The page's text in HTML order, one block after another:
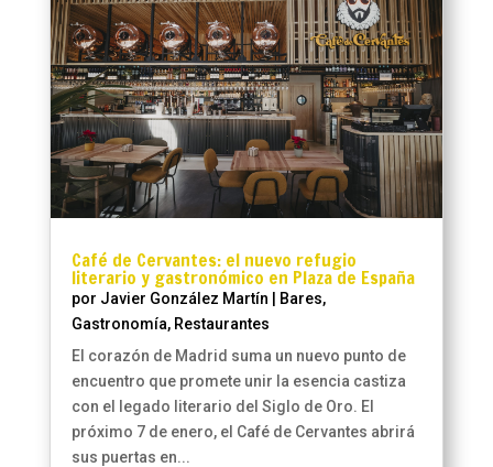
Café de Cervantes: el nuevo refugio
literario y gastronómico en Plaza de España
por Javier González Martín Bares,
Gastronomía, Restaurantes
El corazón de Madrid suma un nuevo punto de
encuentro que promete unir la esencia castiza
con el legado literario del Siglo de Oro. El
próximo 7 de enero, el Café de Cervantes abrirá
sus puertas en...